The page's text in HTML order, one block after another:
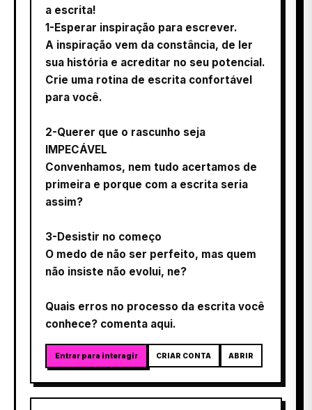
a escrita!
1-Esperar inspiração para escrever.
A inspiração vem da constância, de ler
sua história e acreditar no seu potencial.
Crie uma rotina de escrita confortável
para você.
2-Querer que o rascunho seja
IMPECÁVEL
Convenhamos, nem tudo acertamos de
primeira e porque com a escrita seria
assim?
3-Desistir no começo
O medo de não ser perfeito, mas quem
não insiste não evolui, ne?
Quais erros no processo da escrita você
conhece? comenta aqui.
Entrar para interagir CRIAR CONTA ABRIR